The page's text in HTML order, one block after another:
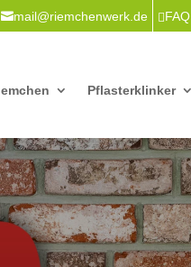
mail@riemchenwerk.de FAQ
Pflasterklinker